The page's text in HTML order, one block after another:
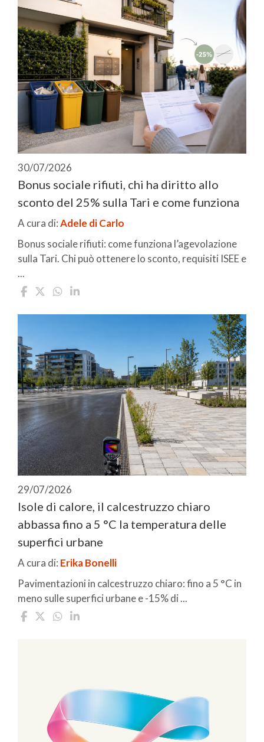
30/07/2026
Bonus sociale rifiuti, chi ha diritto allo
sconto del 25% sulla Tari e come funziona
A cura di:Adele di Carlo
Bonus sociale rifiuti: come funziona l’agevolazione
sulla Tari. Chi può ottenere lo sconto, requisiti ISEE e
...
29/07/2026
Isole di calore, il calcestruzzo chiaro
abbassa fino a 5 °C la temperatura delle
superfici urbane
A cura di: Erika Bonelli
Pavimentazioni in calcestruzzo chiaro: fino a 5 °C in
meno sulle superfici urbane e -15% di ...